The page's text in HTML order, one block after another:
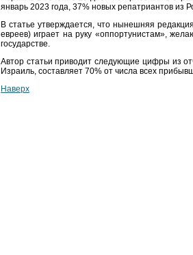
январь 2023 года, 37% новых репатриантов из
В статье утверждается, что нынешняя
евреев) играет на руку «оппортунистам»,
государстве.
Автор статьи приводит следующие цифры из
Израиль, составляет 70% от числа всех
Наверх